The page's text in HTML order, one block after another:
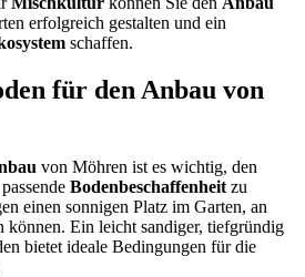
erfolgreich gestalten und ein
schaffen.
für den Anbau von
von Möhren ist es wichtig, den
Bodenbeschaffenheit zu
einen sonnigen Platz im Garten, an
können. Ein leicht sandiger, tiefgründig
bietet ideale Bedingungen für die